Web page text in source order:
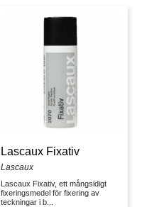
Lascaux Fixativ
Lascaux
Lascaux Fixativ, ett mångsidigt
fixeringsmedel för fixering av
teckningar i b...